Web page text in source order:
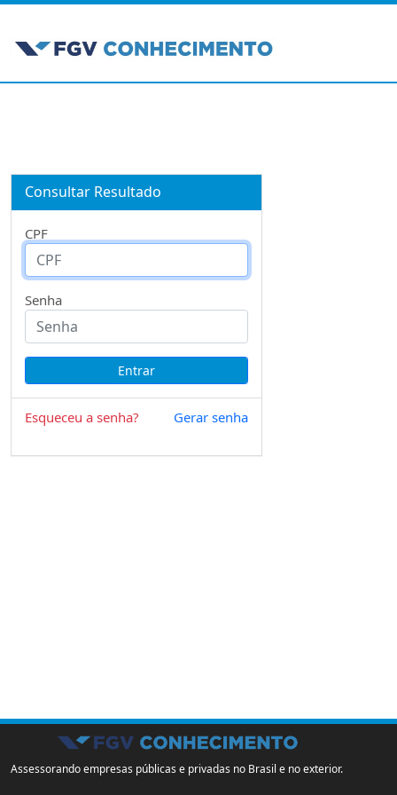
Consultar Resultado
CPF
Senha
Esqueceu a senha? Gerar senha
Assessorando empresas públicas e privadas no Brasil e no exterior.